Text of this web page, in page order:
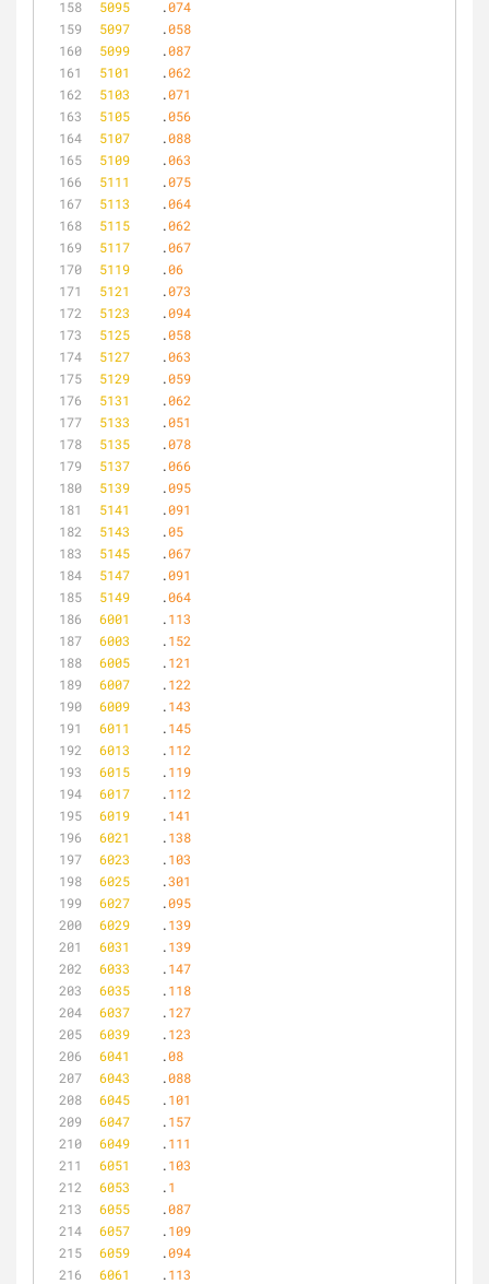
5095
	.
074
5097
	.
058
5099
	.
087
5101
	.
062
5103
	.
071
5105
	.
056
5107
	.
088
5109
	.
063
5111
	.
075
5113
	.
064
5115
	.
062
5117
	.
067
5119
	.
06
5121
	.
073
5123
	.
094
5125
	.
058
5127
	.
063
5129
	.
059
5131
	.
062
5133
	.
051
5135
	.
078
5137
	.
066
5139
	.
095
5141
	.
091
5143
	.
05
5145
	.
067
5147
	.
091
5149
	.
064
6001
	.
113
6003
	.
152
6005
	.
121
6007
	.
122
6009
	.
143
6011
	.
145
6013
	.
112
6015
	.
119
6017
	.
112
6019
	.
141
6021
	.
138
6023
	.
103
6025
	.
301
6027
	.
095
6029
	.
139
6031
	.
139
6033
	.
147
6035
	.
118
6037
	.
127
6039
	.
123
6041
	.
08
6043
	.
088
6045
	.
101
6047
	.
157
6049
	.
111
6051
	.
103
6053
	.
1
6055
	.
087
6057
	.
109
6059
	.
094
6061
	.
113